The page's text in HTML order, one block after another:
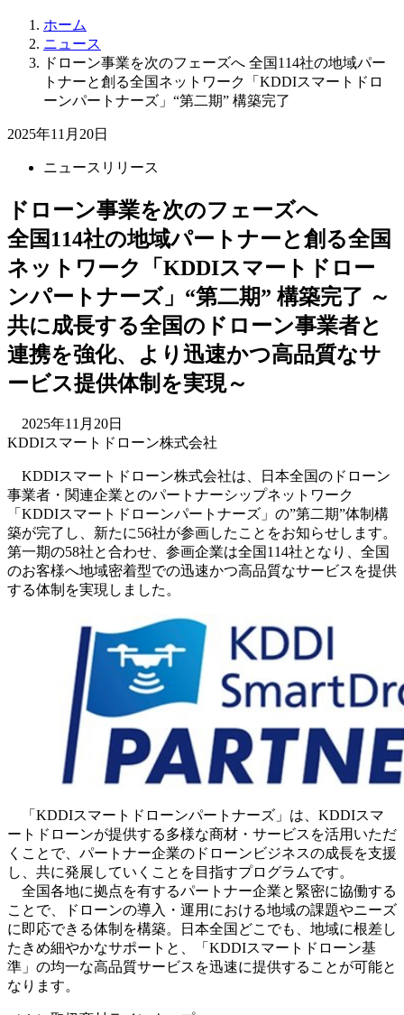
ホーム
ニュース
ドローン事業を次のフェーズへ 全国114社の地域パー
トナーと創る全国ネットワーク「KDDIスマートドロ
ーンパートナーズ」“第二期” 構築完了
2025年11月20日
ニュースリリース
ドローン事業を次のフェーズへ
全国114社の地域パートナーと創る全国
ネットワーク「KDDIスマートドロー
ンパートナーズ」“第二期” 構築完了 ～
共に成長する全国のドローン事業者と
連携を強化、より迅速かつ高品質なサ
ービス提供体制を実現～
2025年11月20日
KDDIスマートドローン株式会社
KDDIスマートドローン株式会社は、日本全国のドローン
事業者・関連企業とのパートナーシップネットワーク
「KDDIスマートドローンパートナーズ」の”第二期”体制構
築が完了し、新たに56社が参画したことをお知らせします。
第一期の58社と合わせ、参画企業は全国114社となり、全国
のお客様へ地域密着型での迅速かつ高品質なサービスを提供
する体制を実現しました。
「KDDIスマートドローンパートナーズ」は、KDDIスマ
ートドローンが提供する多様な商材・サービスを活用いただ
くことで、パートナー企業のドローンビジネスの成長を支援
し、共に発展していくことを目指すプログラムです。
全国各地に拠点を有するパートナー企業と緊密に協働する
ことで、ドローンの導入・運用における地域の課題やニーズ
に即応できる体制を構築。日本全国どこでも、地域に根差し
たきめ細やかなサポートと、「KDDIスマートドローン基
準」の均一な高品質サービスを迅速に提供することが可能と
なります。